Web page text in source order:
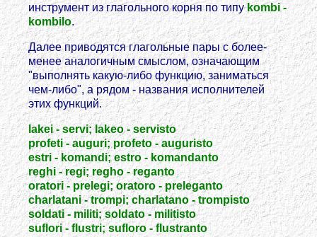
инструмент из глагольного корня по типуkombi -
kombilo.
Далее приводятся глагольные пары с более-
менее аналогичным смыслом, означающим
"выполнять какую-либо функцию, заниматься
чем-либо", а рядом - названия исполнителей
этих функций.
lakei - servi; lakeo - servisto
profeti - auguri; profeto - auguristo
estri - komandi; estro - komandanto
reghi - regi; regho - reganto
oratori - prelegi; oratoro - preleganto
charlatani - trompi; charlatano - trompisto
soldati - militi; soldato - militisto
suflori - flustri; sufloro - flustranto